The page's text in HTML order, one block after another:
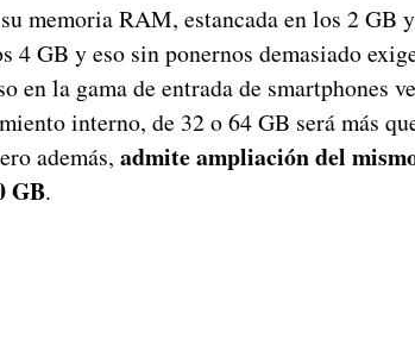
memoria RAM, estancada en los 2 GB
4 GB y eso sin ponernos demasiado
en la gama de entrada de smartphones
interno, de 32 o 64 GB será más
además, admite ampliación del
GB.